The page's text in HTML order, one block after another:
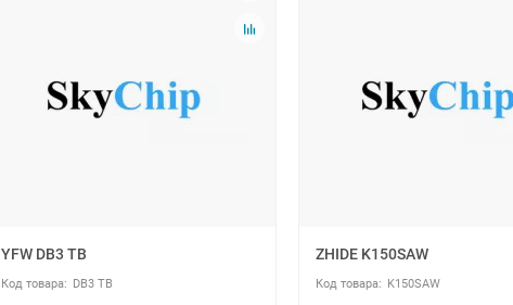
YFW DB3 TB
DB3 TB
ZHIDE K150SAW
K150SAW